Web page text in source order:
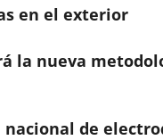
en el exterior
la nueva
nacional de